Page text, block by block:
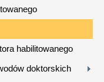
habilitowanego
doktorskich